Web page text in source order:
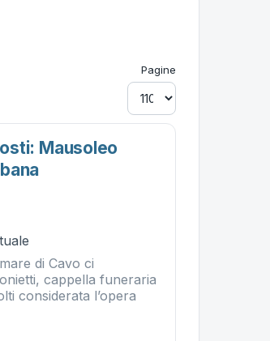
Pagine
Mausoleo
di Cavo ci
cappella funeraria
considerata l’opera